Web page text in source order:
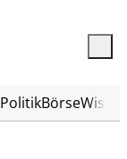
PolitikBörse